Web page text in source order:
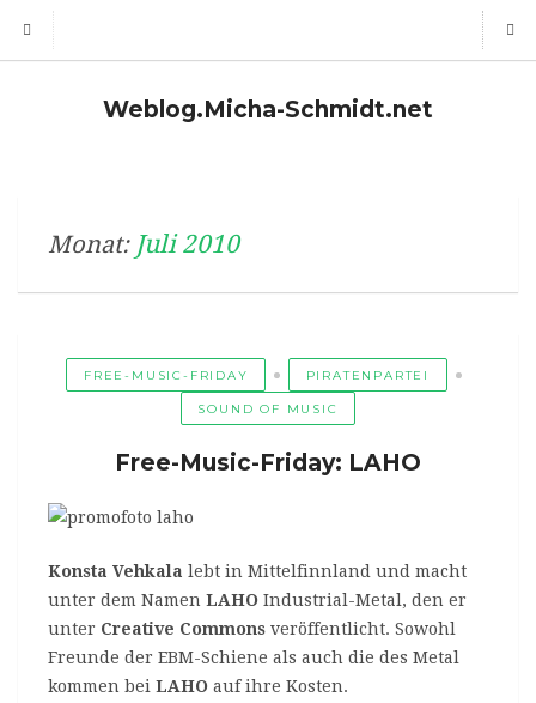
Weblog.Micha-Schmidt.net
Monat: Juli 2010
FREE-MUSIC-FRIDAY PIRATENPARTEI
SOUND OF MUSIC
Free-Music-Friday: LAHO
Konsta Vehkala lebt in Mittelfinnland und macht
unter dem Namen LAHO Industrial-Metal, den er
unter Creative Commons veröffentlicht. Sowohl
Freunde der EBM-Schiene als auch die des Metal
kommen bei LAHO auf ihre Kosten.